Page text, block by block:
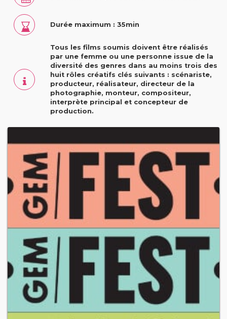
Durée maximum : 35min
Tous les films soumis doivent être réalisés
par une femme ou une personne issue de la
diversité des genres dans au moins trois des
huit rôles créatifs clés suivants : scénariste,
producteur, réalisateur, directeur de la
photographie, monteur, compositeur,
interprète principal et concepteur de
production.